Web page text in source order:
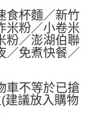
食杯麵／新竹
米粉／小卷米
粉／澎湖伯聯
／免煮快餐／
車不等於已搶
建議放入購物